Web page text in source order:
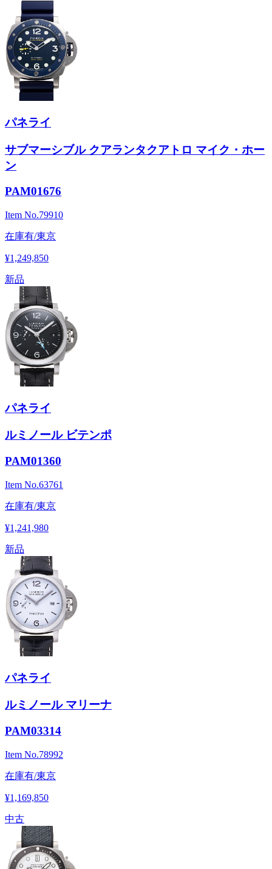
パネライ
サブマーシブル クアランタクアトロ マイク・ホー
ン
PAM01676
Item No.79910
在庫有/東京
¥1,249,850
新品
パネライ
ルミノール ビテンポ
PAM01360
Item No.63761
在庫有/東京
¥1,241,980
新品
パネライ
ルミノール マリーナ
PAM03314
Item No.78992
在庫有/東京
¥1,169,850
中古